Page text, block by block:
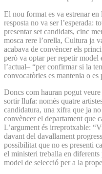
El nou format es va estrenar
resposta no va ser l’esperada:
presentar set candidats, cinc
mosca rere l’orella, Cultura ja
acabava de convèncer els
però va optar per repetir
l’actual– “per confirmar si la
convocatòries es mantenia o es
Doncs com hauran pogut
sortir llufa: només quatre
candidatura, una xifra que ja
convèncer el departament que
L’argument és irreprotxable:
davant del davallament
possibilitat que no es presenti
el ministeri treballa en diferents
model de selecció per a la